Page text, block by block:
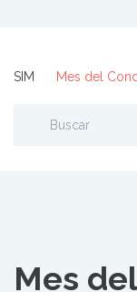
SIM Mes del
Mes